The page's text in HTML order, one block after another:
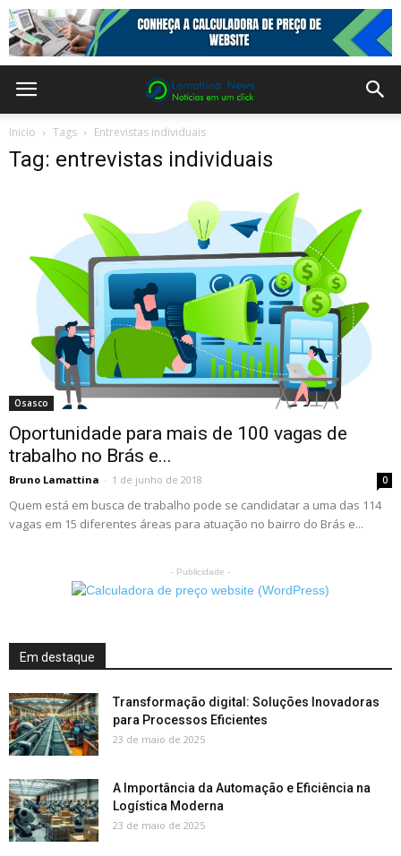
Inicio Tags Entrevistas individuais
Tag: entrevistas individuais
Osasco
Oportunidade para mais de 100 vagas de
trabalho no Brás e...
Bruno Lamattina - 1 de junho de 2018 0
Quem está em busca de trabalho pode se candidatar a uma das 114
vagas em 15 diferentes áreas para atuação no bairro do Brás e...
- Publicidade -
Em destaque
Transformação digital: Soluções Inovadoras
para Processos Eficientes
23 de maio de 2025
A Importância da Automação e Eficiência na
Logística Moderna
23 de maio de 2025